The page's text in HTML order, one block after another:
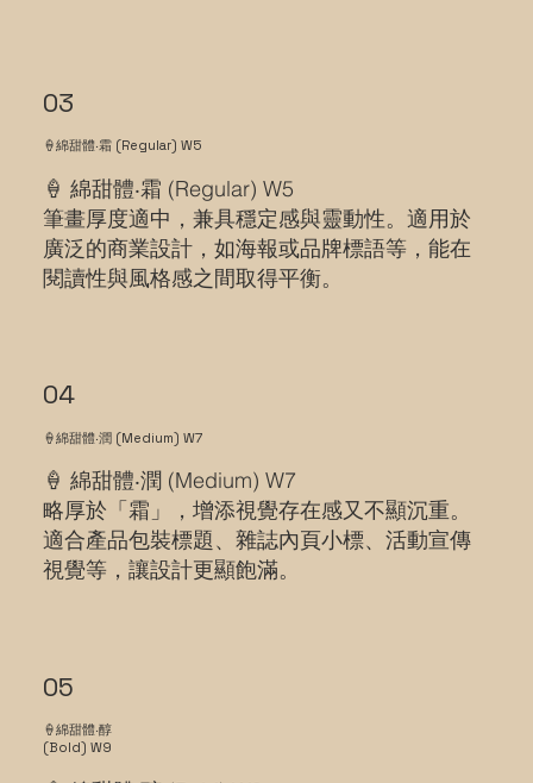
03
🍦綿甜體‧霜 (Regular) W5
🍦 綿甜體‧霜 (Regular) W5
筆畫厚度適中，兼具穩定感與靈動性。適用於
廣泛的商業設計，如海報或品牌標語等，能在
閱讀性與風格感之間取得平衡。
04
🍦綿甜體‧潤 (Medium) W7
🍦 綿甜體‧潤 (Medium) W7
略厚於「霜」，增添視覺存在感又不顯沉重。
適合產品包裝標題、雜誌內頁小標、活動宣傳
視覺等，讓設計更顯飽滿。
05
🍦綿甜體‧醇
(Bold) W9